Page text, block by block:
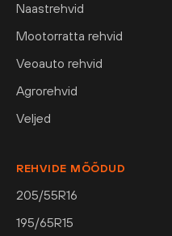
Naastrehvid
Mootorratta rehvid
Veoauto rehvid
Agrorehvid
Veljed
REHVIDE MÕÕDUD
205/55R16
195/65R15